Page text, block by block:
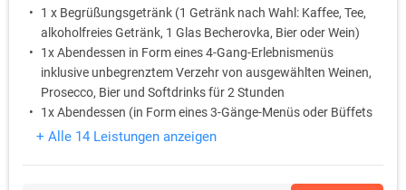
1 x Begrüßungsgetränk (1 Getränk nach Wahl: Kaffee, Tee,
alkoholfreies Getränk, 1 Glas Becherovka, Bier oder Wein)
1x Abendessen in Form eines 4-Gang-Erlebnismenüs
inklusive unbegrenztem Verzehr von ausgewählten Weinen,
Prosecco, Bier und Softdrinks für 2 Stunden
1x Abendessen (in Form eines 3-Gänge-Menüs oder Büffets
(nach Angebot des Hotels, ohne Getränke)
+ Alle 14 Leistungen anzeigen